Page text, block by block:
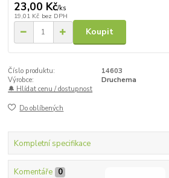
23,00 Kč/ks
19,01 Kč bez DPH
Koupit
Číslo produktu:
14603
Výrobce:
Druchema
🔔 Hlídat cenu / dostupnost
Do oblíbených
Kompletní specifikace
Komentáře 0